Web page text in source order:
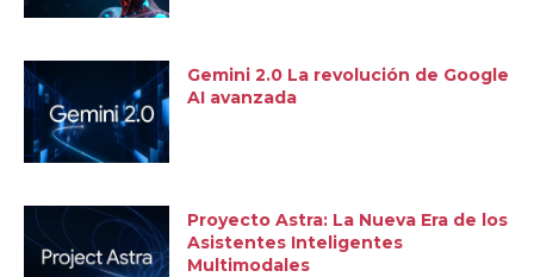
Gemini 2.0 La revolución de Google
AI avanzada
Proyecto Astra: La Nueva Era de los
Asistentes Inteligentes
Multimodales